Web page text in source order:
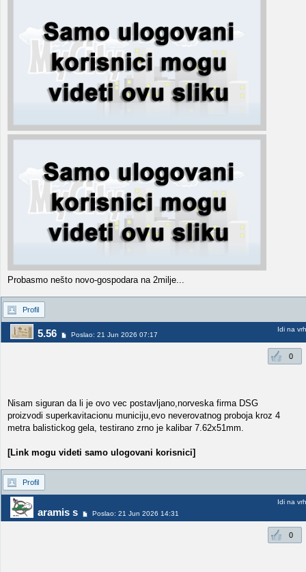
Probasmo nešto novo-gospodara na 2milje...
Profil
5.56 Poslao: 21 Jun 2026 07:17
Idi na vrh
0
Nisam siguran da li je ovo vec postavljano,norveska firma DSG
proizvodi superkavitacionu municiju,evo neverovatnog proboja kroz 4
metra balistickog gela, testirano zrno je kalibar 7.62x51mm.
[Link mogu videti samo ulogovani korisnici]
Profil
aramis s Poslao: 21 Jun 2026 14:31
Idi na vrh
0